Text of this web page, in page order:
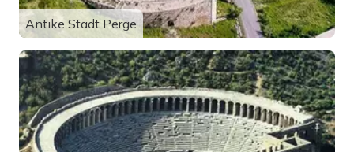
Antike Stadt Perge